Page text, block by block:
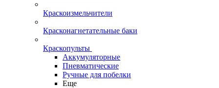
Краскоизмельчители
Красконагнетательные баки
Краскопульты
Аккумуляторные
Пневматические
Ручные для побелки
Еще